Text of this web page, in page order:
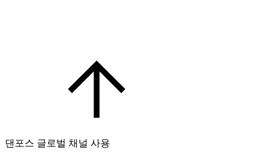
댄포스 글로벌 채널 사용